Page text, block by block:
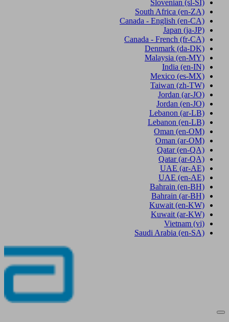
Slovenian (sl-SI)
South Africa (en-ZA)
Canada - English (en-CA)
Japan (ja-JP)
Canada - French (fr-CA)
Denmark (da-DK)
Malaysia (en-MY)
India (en-IN)
Mexico (es-MX)
Taiwan (zh-TW)
Jordan (ar-JO)
Jordan (en-JO)
Lebanon (ar-LB)
Lebanon (en-LB)
Oman (en-OM)
Oman (ar-OM)
Qatar (en-QA)
Qatar (ar-QA)
UAE (ar-AE)
UAE (en-AE)
Bahrain (en-BH)
Bahrain (ar-BH)
Kuwait (en-KW)
Kuwait (ar-KW)
Vietnam (vi)
Saudi Arabia (en-SA)